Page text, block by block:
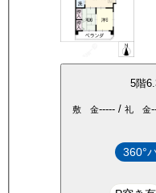
5階
敷 金-----/ 礼 金
360°